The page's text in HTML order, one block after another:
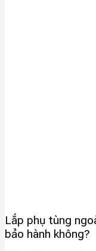
Lắp phụ tùng
bảo hành không?